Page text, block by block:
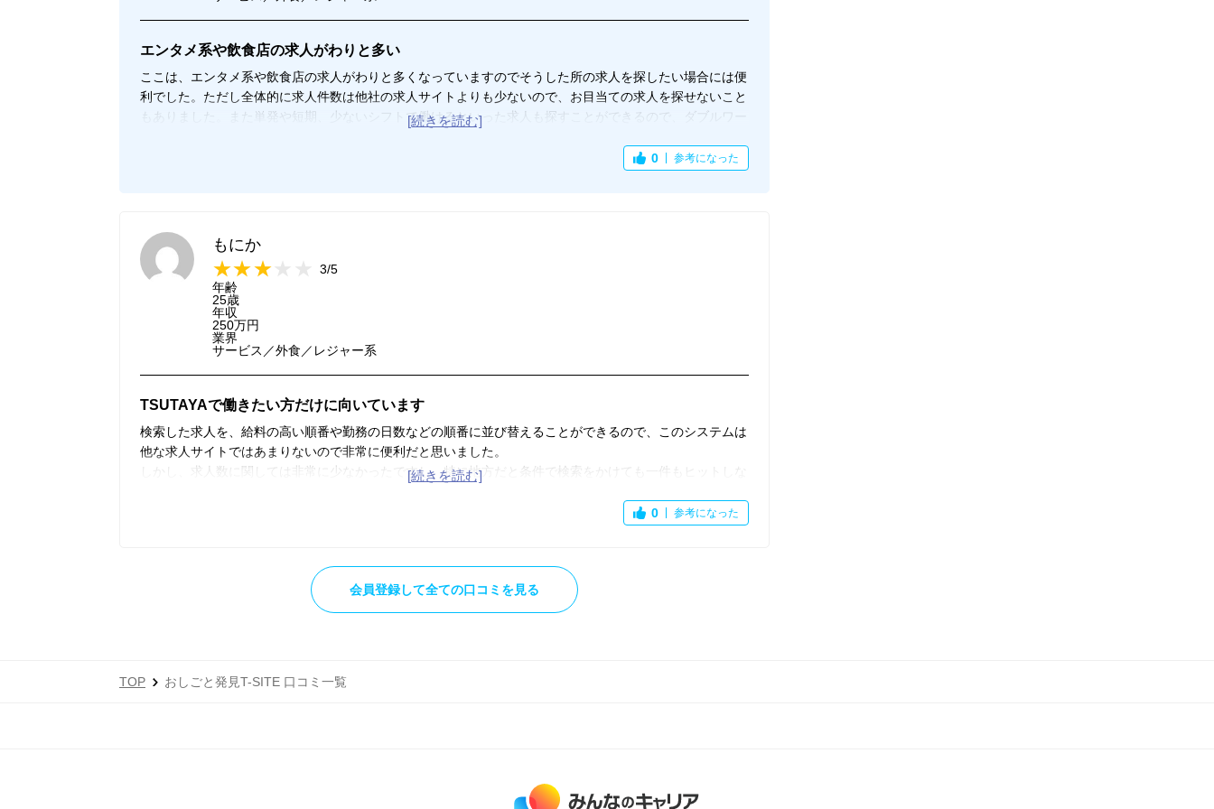
エンタメ系や飲食店の求人がわりと多い
ここは、エンタメ系や飲食店の求人がわりと多くなっていますのでそうした所の求人を探したい場合には便
利でした。ただし全体的に求人件数は他社の求人サイトよりも少ないので、お目当ての求人を探せないこと
もありました。また単発や短期、少ないシフトで働けるといった求人も探すことができるので、ダブルワー
に良かったです。求人件数は少ないですが、働きたいエリアに単発や短期の求人がなかったことは今までな
0 参考になった
もにか
3/5
年齢
25歳
年収
250万円
業界
サービス／外食／レジャー系
TSUTAYAで働きたい方だけに向いています
検索した求人を、給料の高い順番や勤務の日数などの順番に並び替えることができるので、このシステムは
他な求人サイトではあまりないので非常に便利だと思いました。
しかし、求人数に関しては非常に少なかったですし、特に地方だと条件で検索をかけても一件もヒットしな
また、求人も他な求人サイトにはどこにもあるような大手の仕事がほとんどでしたし、やはりTSUTAYAグ
Tポイントが貰えるキャンペーンなどもありましたが、全国のTSUTAYA店舗で仕事をしたい方以外には向か
0 参考になった
会員登録して全ての口コミを見る
TOP おしごと発見T-SITE 口コミ一覧